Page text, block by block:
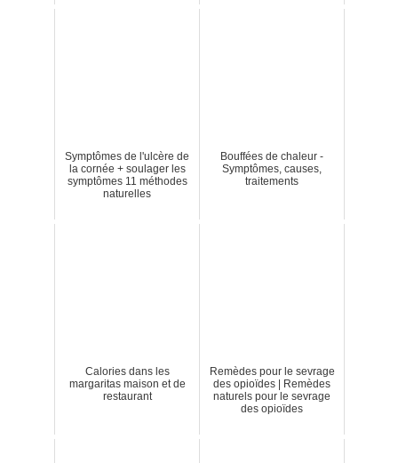
Symptômes de l'ulcère de
la cornée + soulager les
symptômes 11 méthodes
naturelles
Bouffées de chaleur -
Symptômes, causes,
traitements
Calories dans les
margaritas maison et de
restaurant
Remèdes pour le sevrage
des opioïdes | Remèdes
naturels pour le sevrage
des opioïdes